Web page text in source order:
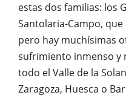
estas dos familias: los
Santolaria-Campo,
pero hay muchísimas
sufrimiento inmenso y
todo el Valle de la
Zaragoza, Huesca o